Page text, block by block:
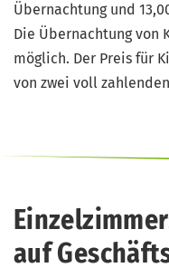
Übernachtung und
Die Übernachtung von
möglich. Der Preis für
von zwei voll
auf